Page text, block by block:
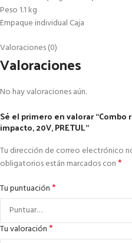
Peso 1.1 kg
Empaque individual Caja
Valoraciones (0)
Valoraciones
No hay valoraciones aún.
Sé el primero en valorar
impacto, 20V, PRETUL”
Tu dirección de correo electrónico
obligatorios están marcados con*
Tu puntuación*
Tu valoración*